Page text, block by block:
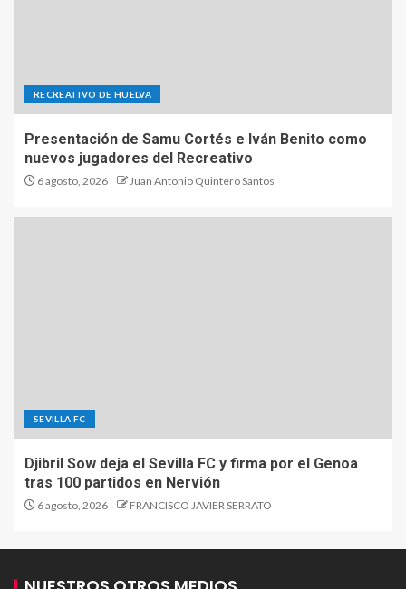
RECREATIVO DE HUELVA
Presentación de Samu Cortés e Iván Benito como
nuevos jugadores del Recreativo
6 agosto, 2026 Juan Antonio Quintero Santos
SEVILLA FC
Djibril Sow deja el Sevilla FC y firma por el Genoa
tras 100 partidos en Nervión
6 agosto, 2026 FRANCISCO JAVIER SERRATO